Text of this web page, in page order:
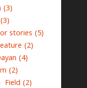
(3)
(3)
stories (5)
(2)
(4)
(2)
Field (2)